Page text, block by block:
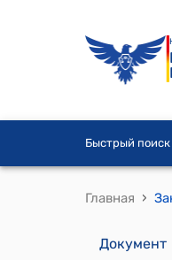
Быстрый
Главная ›
Документ